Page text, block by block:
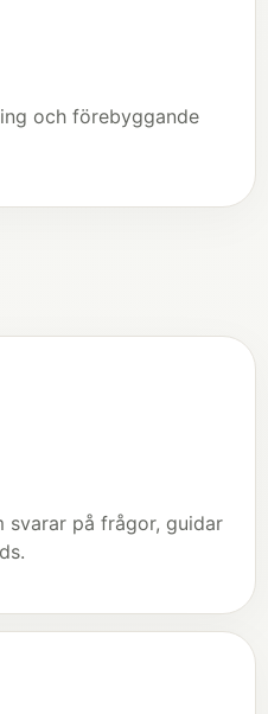
och förebyggande
svarar på frågor, guidar